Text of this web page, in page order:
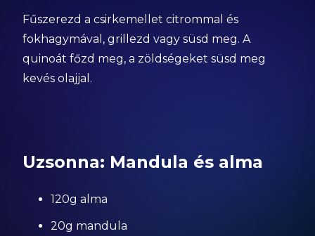
Fűszerezd a csirkemellet citrommal és
fokhagymával, grillezd vagy süsd meg. A
quinoát főzd meg, a zöldségeket süsd meg
kevés olajjal.
Uzsonna: Mandula és alma
120g alma
20g mandula